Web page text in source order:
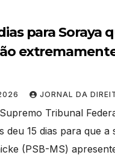
para Soraya
JORNAL DA
Tribunal
deu 15 dias para que a
(PSB-MS)